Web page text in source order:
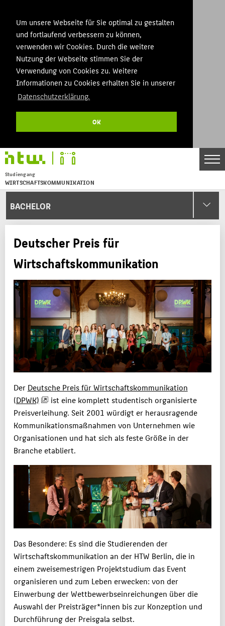
Um unsere Webseite für Sie optimal zu gestalten
und fortlaufend verbessern zu können,
verwenden wir Cookies. Durch die weitere
Nutzung der Webseite stimmen Sie der
Verwendung von Cookies zu. Weitere
Informationen zu Cookies erhalten Sie in unserer
Datenschutzerklärung.
OK
Studiengang
WIRTSCHAFTSKOMMUNIKATION
Menu
BACHELOR
Deutscher Preis für
Wirtschaftskommunikation
Der Deutsche Preis für Wirtschaftskommunikation
(DPWK)
ist eine komplett studentisch organisierte
Preisverleihung. Seit 2001 würdigt er herausragende
Kommunikationsmaßnahmen von Unternehmen wie
Organisationen und hat sich als feste Größe in der
Branche etabliert.
Das Besondere: Es sind die Studierenden der
Wirtschaftskommunikation an der HTW Berlin, die in
einem zweisemestrigen Projektstudium das Event
organisieren und zum Leben erwecken: von der
Einwerbung der Wettbewerbseinreichungen über die
Auswahl der Preisträger*innen bis zur Konzeption und
Durchführung der Preisgala selbst.
BACHELOR
MASTER
KARRIERE
PERSONEN
ATELIER & LABORE
BELIEBTE SEITEN
DIGITALE DIENSTE
SERVICE